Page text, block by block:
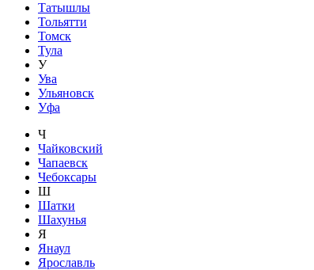
Татышлы
Тольятти
Томск
Тула
У
Ува
Ульяновск
Уфа
Ч
Чайковский
Чапаевск
Чебоксары
Ш
Шатки
Шахунья
Я
Янаул
Ярославль